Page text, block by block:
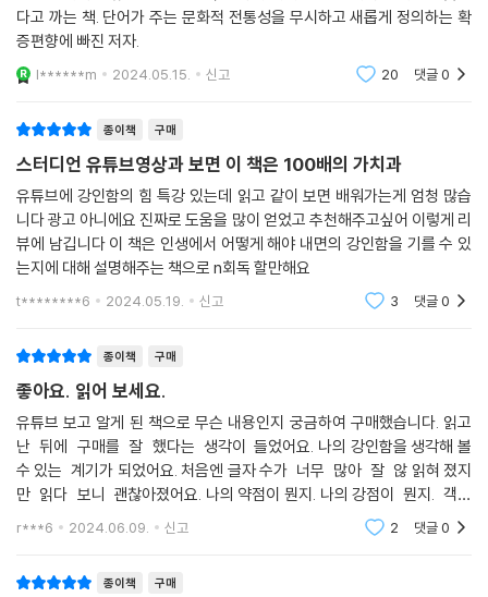
다고 까는 책. 단어가 주는 문화적 전통성을 무시하고 새롭게 정의하는 확
증편향에 빠진 저자.
l******m 2024.05.15. 신고 20 댓글0
종이책 구매
스터디언 유튜브영상과 보면 이 책은 100배의 가치과
유튜브에 강인함의 힘 특강 있는데 읽고 같이 보면 배워가는게 엄청 많습
니다 광고 아니에요 진짜로 도움을 많이 얻었고 추천해주고싶어 이렇게 리
뷰에 남깁니다 이 책은 인생에서 어떻게 해야 내면의 강인함을 기를 수 있
는지에 대해 설명해주는 책으로 n회독 할만해요
t********6 2024.05.19. 신고 3 댓글0
종이책 구매
좋아요. 읽어 보세요.
유튜브 보고 알게 된 책으로 무슨 내용인지 궁금하여 구매했습니다. 읽고
난 뒤에 구매를 잘 했다는 생각이 들었어요. 나의 강인함을 생각해 볼
수 있는 계기가 되었어요. 처음엔 글자 수가 너무 많아 잘 않 읽혀 졌지
만 읽다 보니 괜찮아졌어요. 나의 약점이 뭔지. 나의 강점이 뭔지. 객관
적으로 나를 돌아 보고 인정. 나 자신을 아는 것부터 시작.
r***6 2024.06.09. 신고 2 댓글0
종이책 구매